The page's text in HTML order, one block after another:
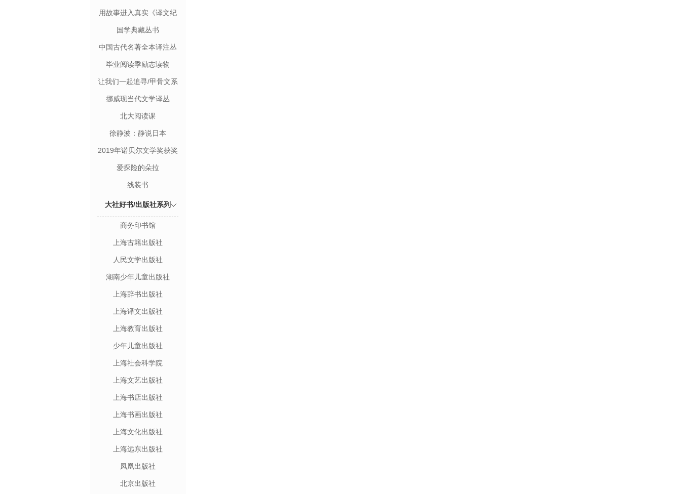
用故事进入真实《译文纪
实》
国学典藏丛书
中国古代名著全本译注丛
书
毕业阅读季励志读物
让我们一起追寻/甲骨文系
列丛书
挪威现当代文学译丛
北大阅读课
徐静波：静说日本
2019年诺贝尔文学奖获奖
者作品
爱探险的朵拉
线装书
大社好书/出版社系列
商务印书馆
上海古籍出版社
人民文学出版社
湖南少年儿童出版社
上海辞书出版社
上海译文出版社
上海教育出版社
少年儿童出版社
上海社会科学院
上海文艺出版社
上海书店出版社
上海书画出版社
上海文化出版社
上海远东出版社
凤凰出版社
北京出版社